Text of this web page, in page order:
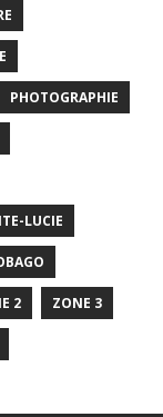
PHOTOGRAPHIE
LUCIE
2 ZONE 3